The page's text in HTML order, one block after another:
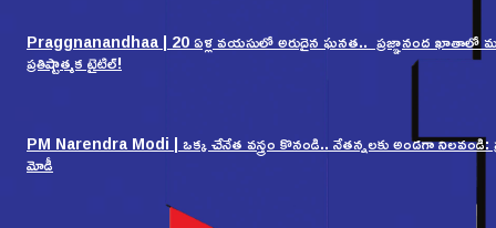
Praggnanandhaa | 20 ఏళ్ల వయసులో అరుదైన ఘనత.. ప్రజ్ఞానంద ఖాతాలో
ప్రతిష్టాత్మక టైటిల్!
PM Narendra Modi | ఒక్క చేనేత వస్త్రం కొనండి.. నేతన్నలకు అండగా నిలవండి:
మోడీ